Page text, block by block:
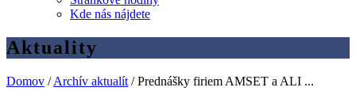
Kde nás nájdete
Aktuality
Domov /Archív aktualít /Prednášky firiem AMSET a ALI ...